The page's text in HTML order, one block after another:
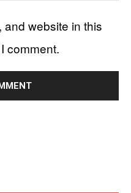
website in this
comment.